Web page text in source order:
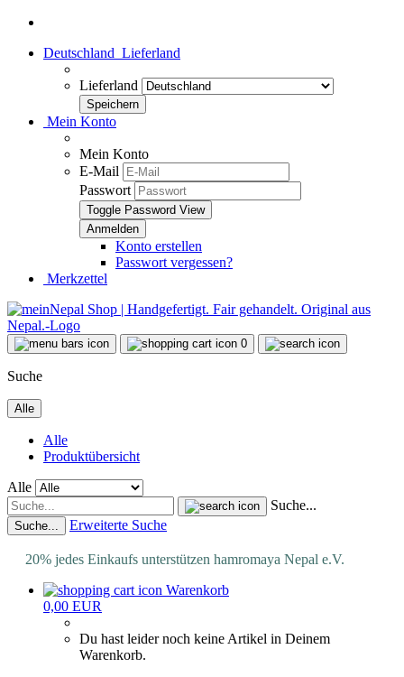
Deutschland Lieferland
Lieferland
Mein Konto
Mein Konto
E-Mail
Passwort
Toggle Password View
Konto erstellen
Passwort vergessen?
Merkzettel
0
Suche
Alle
Alle
Produktübersicht
Alle
Suche...
Suche... Erweiterte Suche
20% jedes Einkaufs unterstützen hamromaya Nepal e.V.
Warenkorb
0,00 EUR
Du hast leider noch keine Artikel in Deinem
Warenkorb.